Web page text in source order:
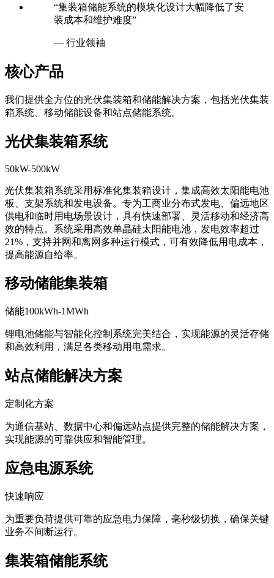
“集装箱储能系统的模块化设计大幅降低了安
装成本和维护难度”
— 行业领袖
核心产品
我们提供全方位的光伏集装箱和储能解决方案，包括光伏集装
箱系统、移动储能设备和站点储能系统。
光伏集装箱系统
50kW-500kW
光伏集装箱系统采用标准化集装箱设计，集成高效太阳能电池
板、支架系统和发电设备。专为工商业分布式发电、偏远地区
供电和临时用电场景设计，具有快速部署、灵活移动和经济高
效的特点。系统采用高效单晶硅太阳能电池，发电效率超过
21%，支持并网和离网多种运行模式，可有效降低用电成本，
提高能源自给率。
移动储能集装箱
储能100kWh-1MWh
锂电池储能与智能化控制系统完美结合，实现能源的灵活存储
和高效利用，满足各类移动用电需求。
站点储能解决方案
定制化方案
为通信基站、数据中心和偏远站点提供完整的储能解决方案，
实现能源的可靠供应和智能管理。
应急电源系统
快速响应
为重要负荷提供可靠的应急电力保障，毫秒级切换，确保关键
业务不间断运行。
集装箱储能系统